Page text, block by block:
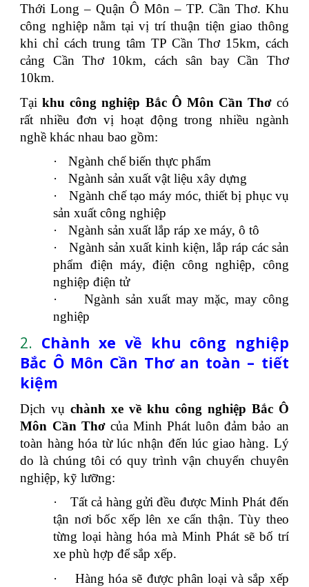
Thới Long – Quận Ô Môn – TP. Cần Thơ. Khu
công nghiệp nằm tại vị trí thuận tiện giao thông
khi chỉ cách trung tâm TP Cần Thơ 15km, cách
cảng Cần Thơ 10km, cách sân bay Cần Thơ
10km.
Tạikhu công nghiệp Bắc Ô Môn Cần Thơ có
rất nhiều đơn vị hoạt động trong nhiều ngành
nghề khác nhau bao gồm:
·
Ngành chế biến thực phẩm
·
Ngành sản xuất vật liệu xây dựng
·
Ngành chế tạo máy móc, thiết bị phục vụ
sản xuất công nghiệp
·
Ngành sản xuất lắp ráp xe máy, ô tô
·
Ngành sản xuất kinh kiện, lắp ráp các sản
phẩm điện máy, điện công nghiệp, công
nghiệp điện tử
·
Ngành sản xuất may mặc, may công
nghiệp
2. Chành xe về khu công nghiệp
Bắc Ô Môn Cần Thơ an toàn – tiết
kiệm
Dịch vụ chành xe về khu công nghiệp Bắc Ô
Môn Cần Thơ của Minh Phát luôn đảm bảo an
toàn hàng hóa từ lúc nhận đến lúc giao hàng. Lý
do là chúng tôi có quy trình vận chuyển chuyên
nghiệp, kỹ lưỡng:
·
Tất cả hàng gửi đều được Minh Phát đến
tận nơi bốc xếp lên xe cẩn thận. Tùy theo
từng loại hàng hóa mà Minh Phát sẽ bố trí
xe phù hợp để sắp xếp.
·
Hàng hóa sẽ được phân loại và sắp xếp